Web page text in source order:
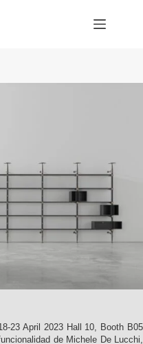
23 April 2023 Hall 10, Booth B05
de Michele De Lucchi,